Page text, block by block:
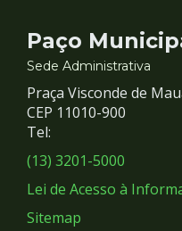
Contato
e
Redes
Sociais
Paço
Sede Administrativa
Praça Visconde de
CEP 11010-900
Tel:
(13) 3201-5000
Lei de Acesso à
Sitemap